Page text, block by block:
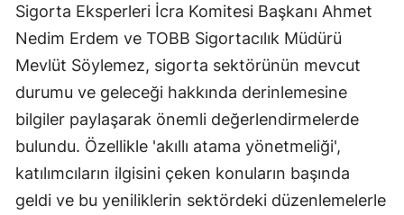
Kastamonu
Kayseri
Kırklareli
Kırşehir
Kocaeli
Konya
Sigorta Eksperleri İcra Komitesi Başkanı Ahmet
Nedim Erdem ve TOBB Sigortacılık Müdürü
Mevlüt Söylemez, sigorta sektörünün mevcut
durumu ve geleceği hakkında derinlemesine
bilgiler paylaşarak önemli değerlendirmelerde
bulundu. Özellikle 'akıllı atama yönetmeliği',
katılımcıların ilgisini çeken konuların başında
geldi ve bu yeniliklerin sektördeki düzenlemelerle